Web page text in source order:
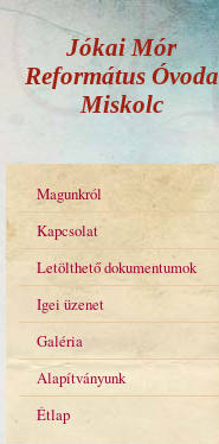
Jókai Mór
Református Óvoda
Miskolc
Magunkról
Kapcsolat
Letölthető dokumentumok
Igei üzenet
Galéria
Alapítványunk
Étlap